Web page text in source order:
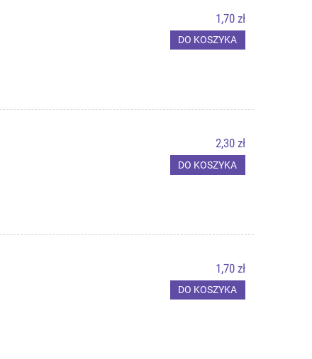
1,70 zł
DO KOSZYKA
2,30 zł
DO KOSZYKA
1,70 zł
DO KOSZYKA